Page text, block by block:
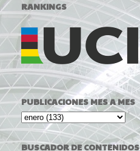
RANKINGS
PUBLICACIONES MES A MES
BUSCADOR DE CONTENIDOS